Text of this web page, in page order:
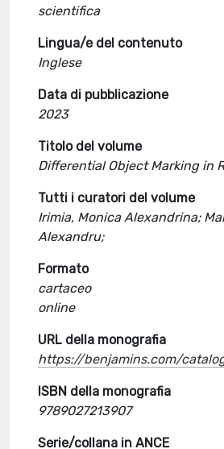
scientifica
Lingua/e del contenuto
Inglese
Data di pubblicazione
2023
Titolo del volume
Differential Object Marking in
Tutti i curatori del volume
Irimia, Monica Alexandrina;
Alexandru;
Formato
cartaceo
online
URL della monografia
https://benjamins.com/
ISBN della monografia
9789027213907
Serie/collana in ANCE